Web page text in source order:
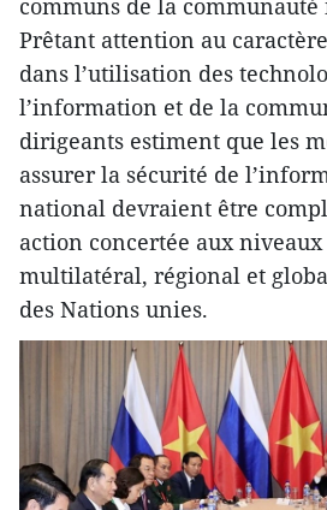
communs de la
Prêtant attention au
dans l’utilisation des
l’information et de la
dirigeants estiment que les
assurer la sécurité de
national devraient être
action concertée aux
multilatéral, régional et
des Nations unies.